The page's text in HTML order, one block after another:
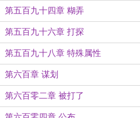
第五百九十四章 糊弄
第五百九十六章 打探
第五百九十八章 特殊属性
第六百章 谋划
第六百零二章 被打了